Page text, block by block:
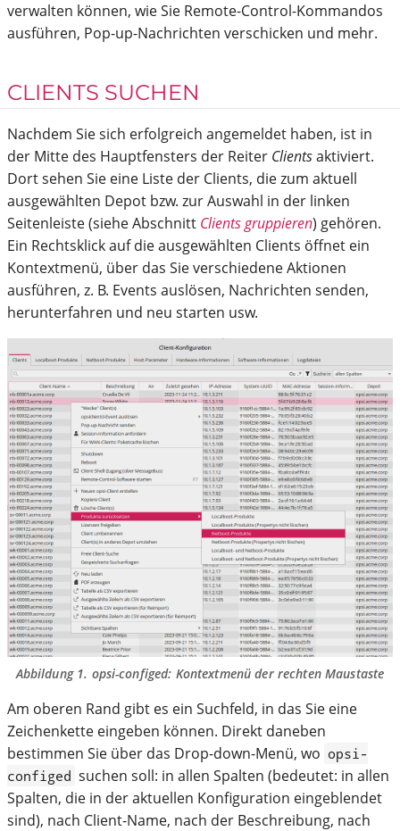
verwalten können, wie Sie Remote-Control-Kommandos
ausführen, Pop-up-Nachrichten verschicken und mehr.
CLIENTS SUCHEN
Nachdem Sie sich erfolgreich angemeldet haben, ist in
der Mitte des Hauptfensters der Reiter Clientsaktiviert.
Dort sehen Sie eine Liste der Clients, die zum aktuell
ausgewählten Depot bzw. zur Auswahl in der linken
Seitenleiste (siehe Abschnitt Clients gruppieren) gehören.
Ein Rechtsklick auf die ausgewählten Clients öffnet ein
Kontextmenü, über das Sie verschiedene Aktionen
ausführen, z. B. Events auslösen, Nachrichten senden,
herunterfahren und neu starten usw.
Abbildung 1. opsi-configed: Kontextmenü der rechten Maustaste
Am oberen Rand gibt es ein Suchfeld, in das Sie eine
Zeichenkette eingeben können. Direkt daneben
bestimmen Sie über das Drop-down-Menü, wo opsi-
configed suchen soll: in allen Spalten (bedeutet: in allen
Spalten, die in der aktuellen Konfiguration eingeblendet
sind), nach Client-Name, nach der Beschreibung, nach